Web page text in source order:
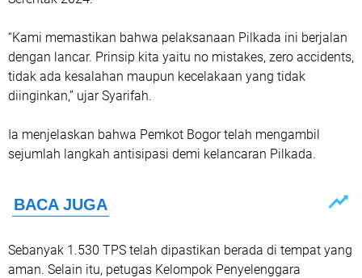
“Kami memastikan bahwa pelaksanaan Pilkada ini berjalan
dengan lancar. Prinsip kita yaitu no mistakes, zero accidents,
tidak ada kesalahan maupun kecelakaan yang tidak
diinginkan,” ujar Syarifah.
Ia menjelaskan bahwa Pemkot Bogor telah mengambil
sejumlah langkah antisipasi demi kelancaran Pilkada.
Sebanyak 1.530 TPS telah dipastikan berada di tempat yang
aman. Selain itu, petugas Kelompok Penyelenggara